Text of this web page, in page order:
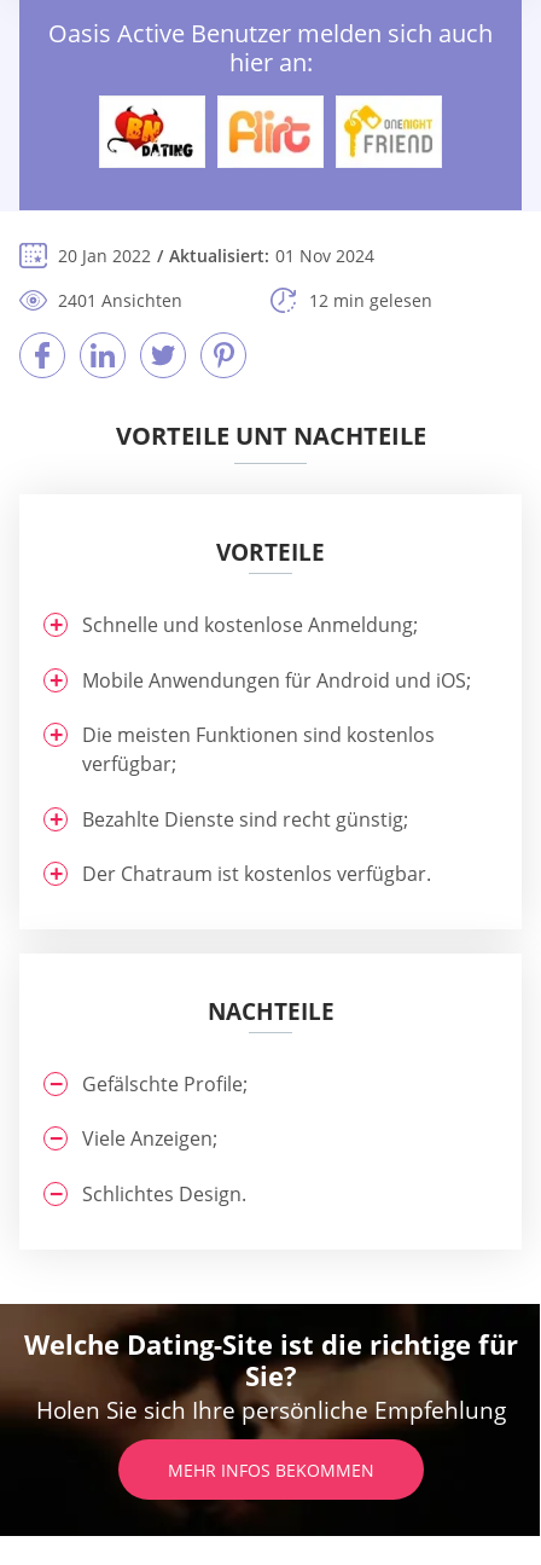
Oasis Active Benutzer melden sich auch
hier an:
20 Jan 2022 Aktualisiert: 01 Nov 2024
2401 Ansichten
12 min gelesen
VORTEILE UNT NACHTEILE
VORTEILE
Schnelle und kostenlose Anmeldung;
Mobile Anwendungen für Android und iOS;
Die meisten Funktionen sind kostenlos
verfügbar;
Bezahlte Dienste sind recht günstig;
Der Chatraum ist kostenlos verfügbar.
NACHTEILE
Gefälschte Profile;
Viele Anzeigen;
Schlichtes Design.
Welche Dating-Site ist die richtige für
Sie?
Holen Sie sich Ihre persönliche Empfehlung
MEHR INFOS BEKOMMEN